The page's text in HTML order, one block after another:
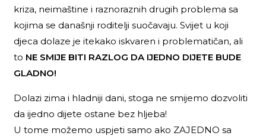
kriza, neimaštine i raznoraznih drugih problema sa
kojima se današnji roditelji suočavaju. Svijet u koji
djeca dolaze je itekako iskvaren i problematičan, ali
to NE SMIJE BITI RAZLOG DA IJEDNO DIJETE BUDE
GLADNO!
Dolazi zima i hladniji dani, stoga ne smijemo dozvoliti
da ijedno dijete ostane bez hljeba!
U tome možemo uspjeti samo ako ZAJEDNO sa